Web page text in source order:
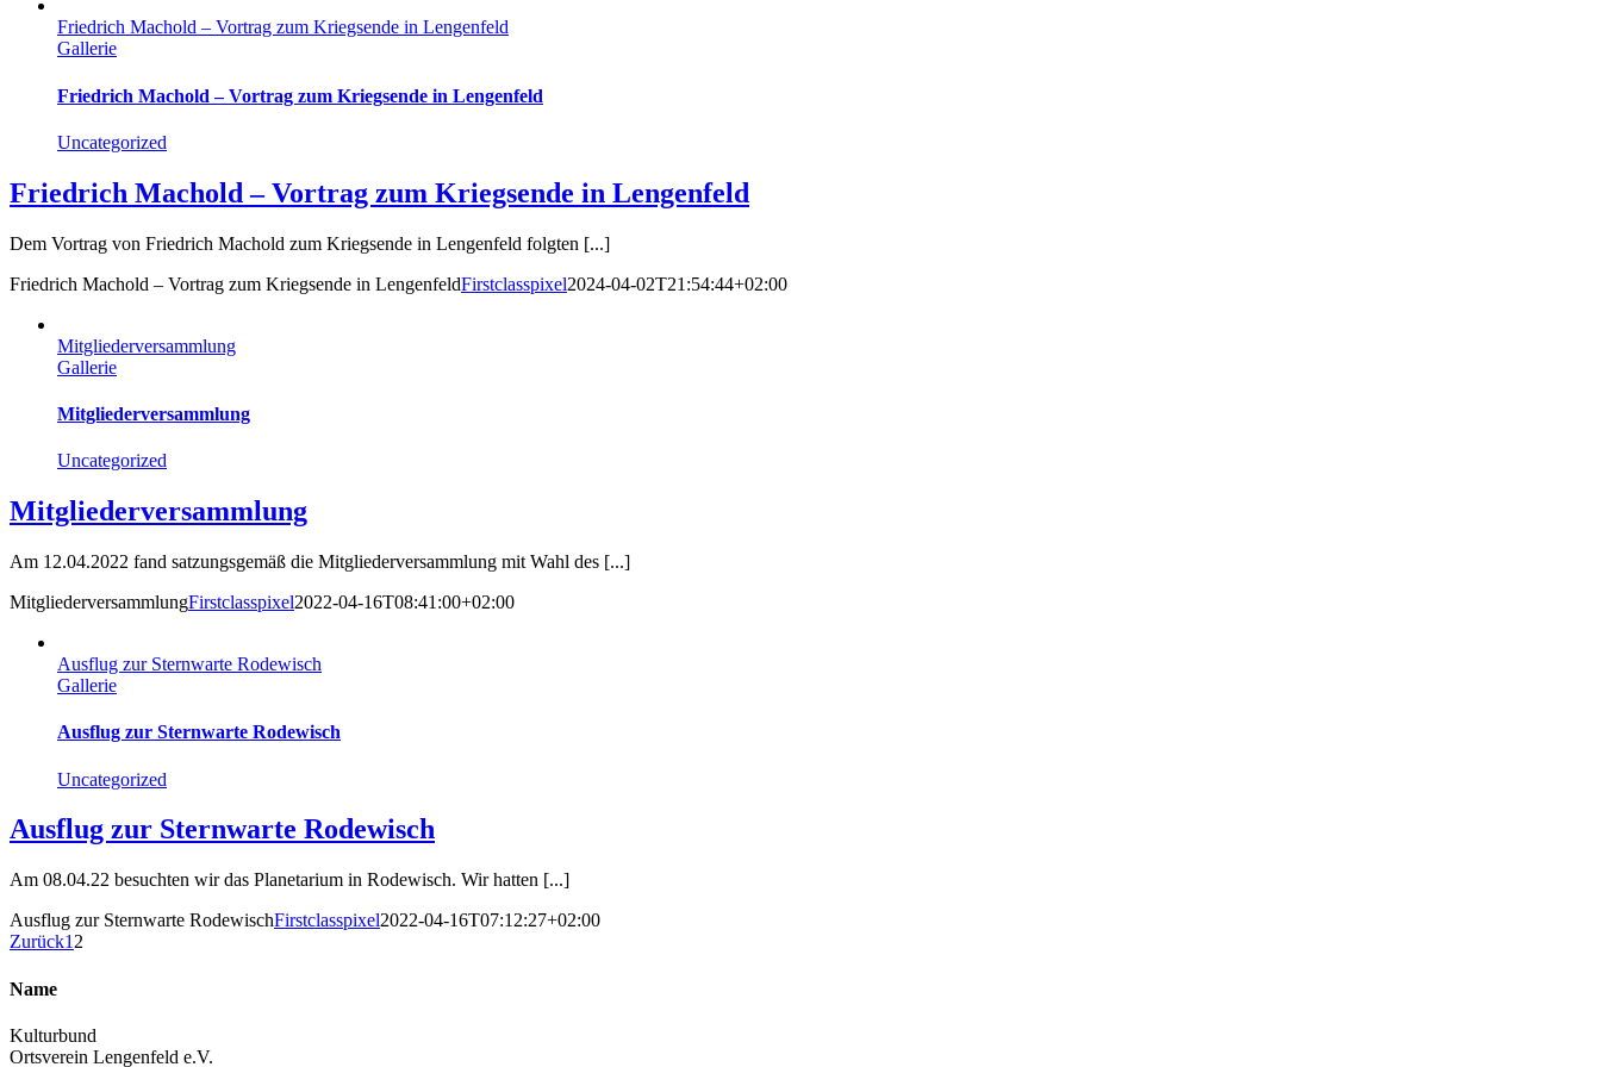
Friedrich Machold – Vortrag zum Kriegsende in Lengenfeld
Gallerie
Friedrich Machold – Vortrag zum Kriegsende in Lengenfeld
Uncategorized
Friedrich Machold – Vortrag zum Kriegsende in Lengenfeld
Dem Vortrag von Friedrich Machold zum Kriegsende in Lengenfeld folgten [...]
Friedrich Machold – Vortrag zum Kriegsende in LengenfeldFirstclasspixel2024-04-02T21:54:44+02:00
Mitgliederversammlung
Gallerie
Mitgliederversammlung
Uncategorized
Mitgliederversammlung
Am 12.04.2022 fand satzungsgemäß die Mitgliederversammlung mit Wahl des [...]
MitgliederversammlungFirstclasspixel2022-04-16T08:41:00+02:00
Ausflug zur Sternwarte Rodewisch
Gallerie
Ausflug zur Sternwarte Rodewisch
Uncategorized
Ausflug zur Sternwarte Rodewisch
Am 08.04.22 besuchten wir das Planetarium in Rodewisch. Wir hatten [...]
Ausflug zur Sternwarte RodewischFirstclasspixel2022-04-16T07:12:27+02:00
Zurück1 2
Name
Kulturbund
Ortsverein Lengenfeld e.V.